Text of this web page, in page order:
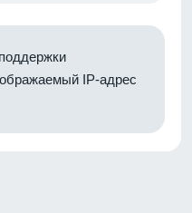
IP-адрес